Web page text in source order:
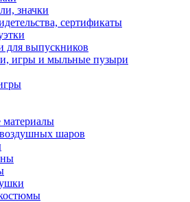
значки
сертификаты
для выпускников
игры и мыльные пузыри
материалы
шаров